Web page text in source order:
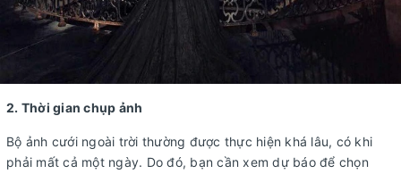
2. Thời gian chụp ảnh
Bộ ảnh cưới ngoài trời thường được thực hiện khá lâu, có khi
phải mất cả một ngày. Do đó, bạn cần xem dự báo để chọn